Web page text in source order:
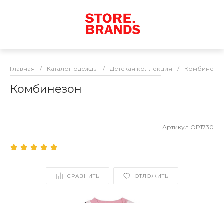
Главная / Каталог одежды / Детская коллекция /
Комбинезон
Артикул OP1730
СРАВНИТЬ ОТЛОЖИТЬ